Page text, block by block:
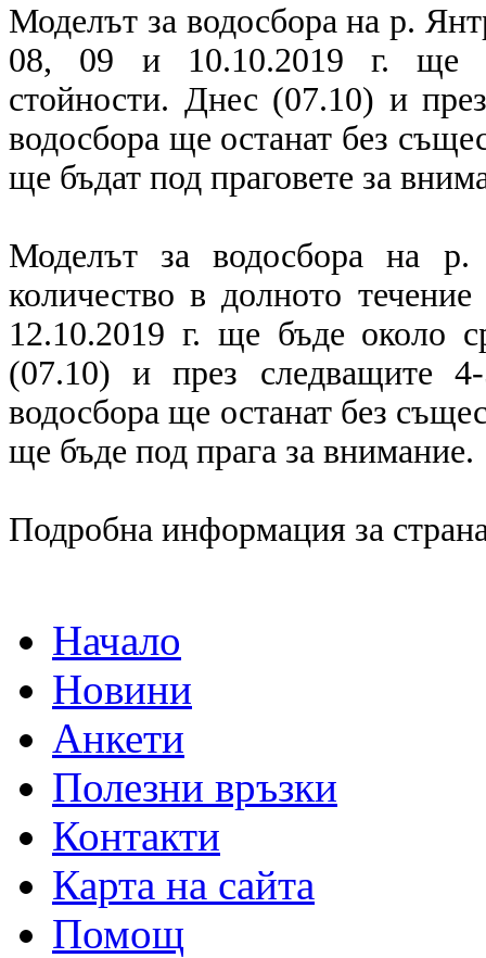
Моделът за водосбора на р.
08, 09 и 10.10.2019 г. ще
стойности. Днес (07.10) и
водосбора ще останат без
ще бъдат под праговете за
Моделът за водосбора на р.
количество в долното
12.10.2019 г. ще бъде около
(07.10) и през следващите
водосбора ще останат без
ще бъде под прага за внимание.
Подробна информация за
Начало
Новини
Анкети
Полезни връзки
Контакти
Карта на сайта
Помощ